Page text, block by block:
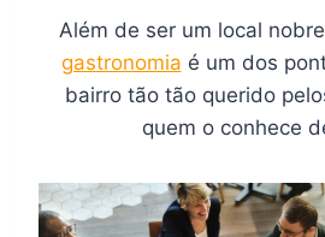
Além de ser um local
gastronomia é um dos
bairro tão tão querido
quem o conhece